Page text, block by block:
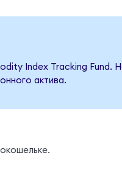
Index Tracking Fund.
актива.